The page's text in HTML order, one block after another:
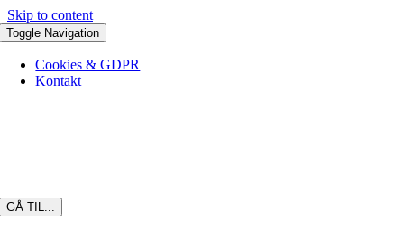
Skip to content
Toggle Navigation
Cookies & GDPR
Kontakt
GÅ TIL...